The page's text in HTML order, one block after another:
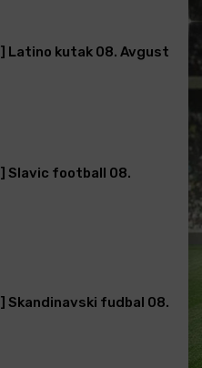
Latino kutak 08. Avgust
Slavic football 08.
Skandinavski fudbal 08.